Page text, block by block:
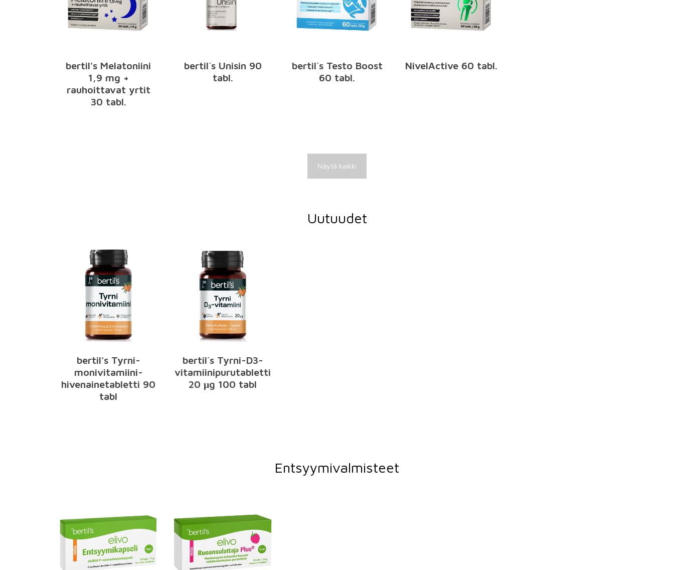
bertil's Melatoniini
1,9 mg +
rauhoittavat yrtit
30 tabl.
bertil´s Unisin 90
tabl.
bertil´s Testo Boost
60 tabl.
NivelActive 60 tabl.
Näytä kaikki
Uutuudet
bertil's Tyrni-
monivitamiini-
hivenainetabletti 90
tabl
bertil´s Tyrni-D3-
vitamiinipurutabletti
20 μg 100 tabl
Entsyymivalmisteet